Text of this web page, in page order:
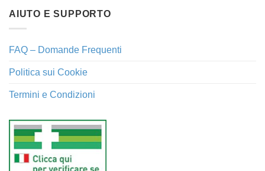
AIUTO E SUPPORTO
FAQ – Domande Frequenti
Politica sui Cookie
Termini e Condizioni